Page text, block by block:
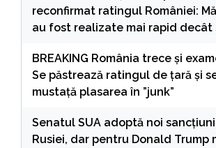
reconfirmat ratingul României:
au fost realizate mai rapid decât
BREAKING România trece și
Se păstrează ratingul de țară și
mustață plasarea în ”junk”
Senatul SUA adoptă noi
Rusiei, dar pentru Donald Trump